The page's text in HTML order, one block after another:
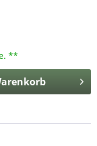
**